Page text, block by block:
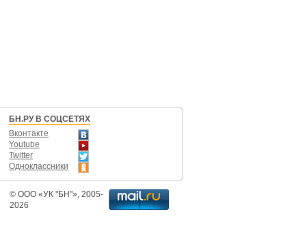
БН.РУ В СОЦСЕТЯХ
Вконтакте
Youtube
Twitter
Одноклассники
© ООО «УК "БН"» , 2005-
2026